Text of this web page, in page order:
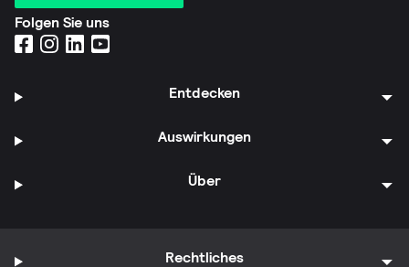
Folgen Sie uns
Entdecken
Auswirkungen
Über
Rechtliches